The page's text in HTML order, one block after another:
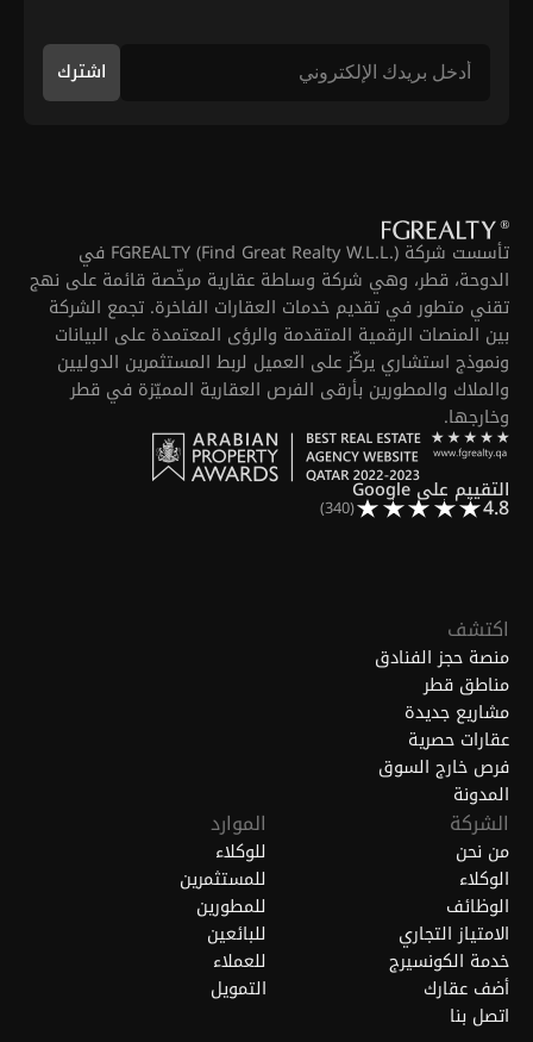
اشترك
تأسست شركة FGREALTY (Find Great Realty W.L.L.) في
الدوحة، قطر، وهي شركة وساطة عقارية مرخّصة قائمة على نهج
تقني متطور في تقديم خدمات العقارات الفاخرة. تجمع الشركة
بين المنصات الرقمية المتقدمة والرؤى المعتمدة على البيانات
ونموذج استشاري يركّز على العميل لربط المستثمرين الدوليين
والملاك والمطورين بأرقى الفرص العقارية المميّزة في قطر
وخارجها.
التقييم على Google
4.8
(340)
اكتشف
منصة حجز الفنادق
مناطق قطر
مشاريع جديدة
عقارات حصرية
فرص خارج السوق
المدونة
الشركة
من نحن
الوكلاء
الوظائف
الامتياز التجاري
خدمة الكونسيرج
أضف عقارك
اتصل بنا
الموارد
للوكلاء
للمستثمرين
للمطورين
للبائعين
للعملاء
التمويل